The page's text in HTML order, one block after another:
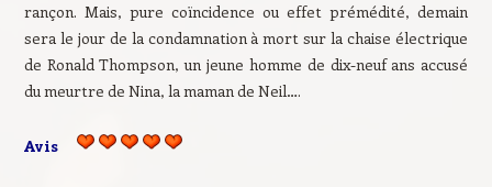
rançon. Mais, pure coïncidence ou effet prémédité, demain
sera le jour de la condamnation à mort sur la chaise électrique
de Ronald Thompson, un jeune homme de dix-neuf ans accusé
du meurtre de Nina, la maman de Neil….
Avis